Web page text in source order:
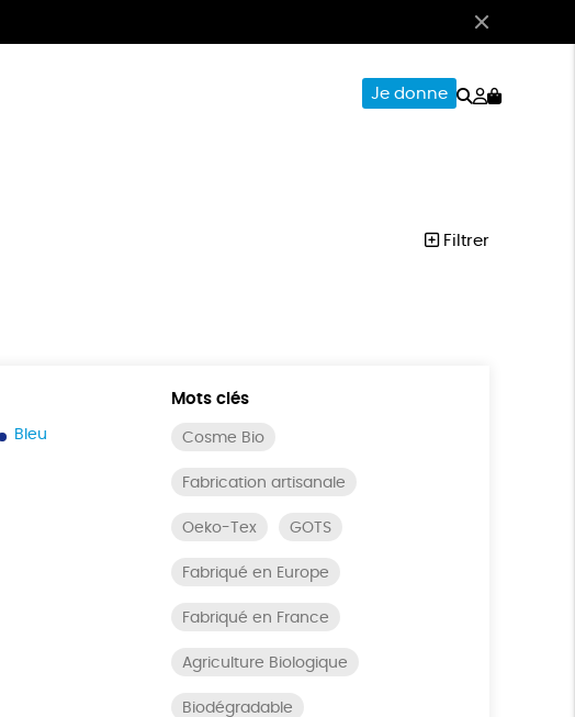
Je donne Rechercher
Mon
Filtrer
Bleu
Mots clés
Cosme Bio
Fabrication artisanale
Oeko-Tex GOTS
Fabriqué en Europe
Fabriqué en France
Agriculture Biologique
Biodégradable